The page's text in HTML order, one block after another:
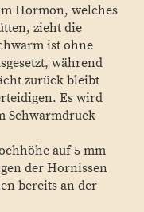
Hormon, welches
zieht die
ist ohne
während
zurück bleibt
Es wird
Schwarmdruck
auf 5 mm
der Hornissen
bereits an der